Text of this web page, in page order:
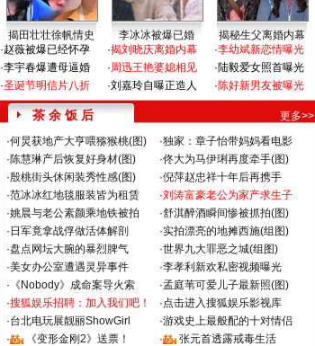
揭田壮壮徐帆情史 李冰冰被爆已婚
揭秘生父离婚内幕
·赵薇被爆已经怀孕
·李宇春爆遭母逼婚
·圣诞节明信片八折
·揭刘晓庆离婚内幕
·周迅王艳婆媳相见
·刘嘉玲自曝正造人
·李幼斌新恋情曝光
·陆毅爱女照首曝光
·陈好新男友被曝光
茶 余 饭 后
更多>>
·何炅获地产大亨喂猕猴桃(图) ·独家：章子怡带妈妈看电影
·陈慧琳产后恢复好身材(图) ·佟大为马伊琍再度牵手(图)
·殷桃街头休闲装秀性感(图) ·倪萍赵忠祥十年后再携手
·范冰冰红地毯服装皆为租赁 ·刘涛富豪老公为家产求生子
·姚晨与老公素颜乘地铁被拍 ·舒淇醉酒瞬间惨被抓拍(图)
· 日军竟拿战俘做活体解剖 ·实拍漂亮的地摊西施(组图)
·盘点网坛大腕的暴烈脾气 ·世界九大罪恶之城(组图)
·美女办公室遭遇灵异事件 ·李孝利新欢私密视频曝光
· 《Nobody》成命案导火索 ·孟庭苇可爱儿子最新照(图)
·搜狐娱乐招聘：加入我们吧！ ·点击进入搜狐娱乐影视库
·台北电玩展靓丽ShowGirl ·游戏史上最般配的十对情侣
·
《变形金刚2》送票！ ·
张元首透露戒毒生活